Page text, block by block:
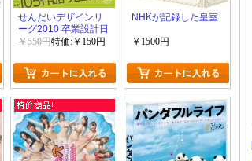
せんだいデザインリ
ーグ2010 卒業設計日
本一決定戦 発見!僕ら
￥550円特価:￥150円
NHKが記録した皇室
￥1500円